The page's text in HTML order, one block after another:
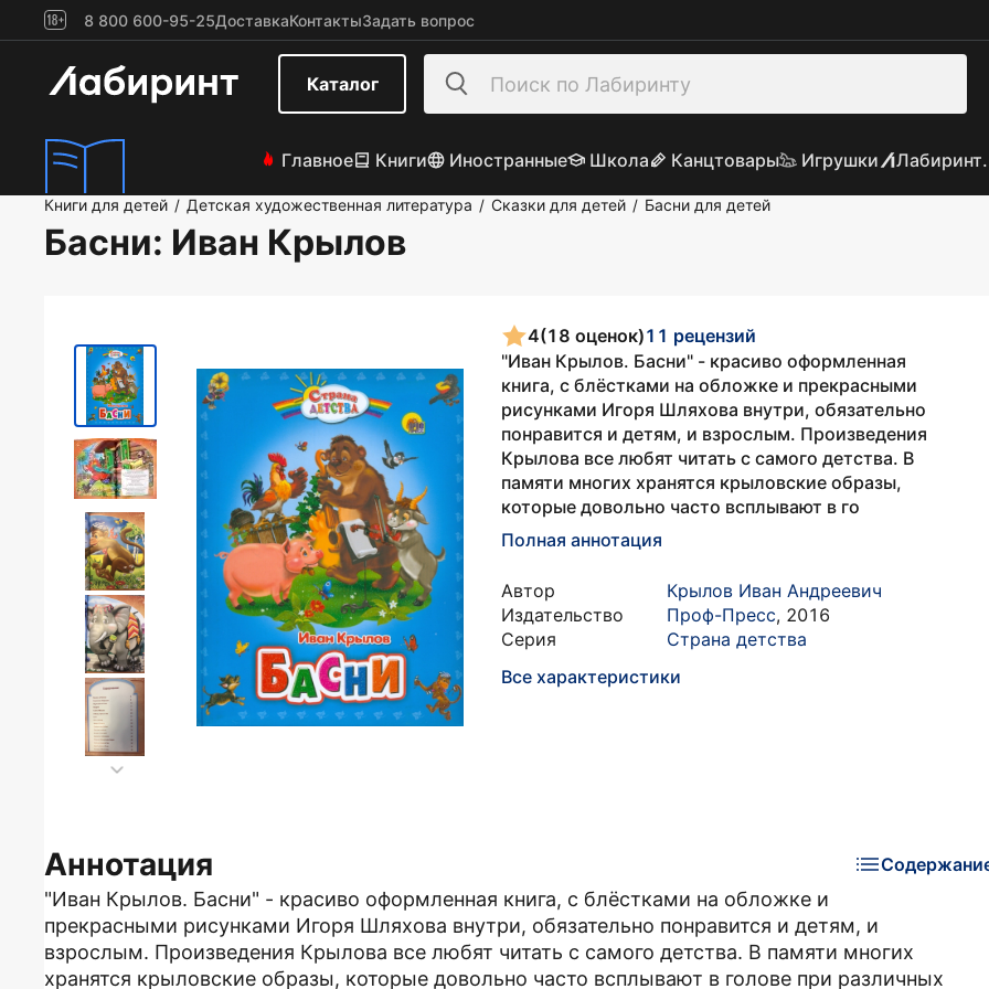
8 800 600-95-25ДоставкаКонтактыЗадать вопрос
Каталог
Главное Книги Иностранные Школа Канцтовары Игрушки
Книги для детей / Детская художественная литература / Сказки для детей / Басни для детей
Басни: Иван Крылов
4(18 оценок)11 рецензий
"Иван Крылов. Басни" - красиво оформленная
книга, с блёстками на обложке и прекрасными
рисунками Игоря Шляхова внутри, обязательно
понравится и детям, и взрослым. Произведения
Крылова все любят читать с самого детства. В
памяти многих хранятся крыловские образы,
которые довольно часто всплывают в го
Полная аннотация
Автор
Крылов Иван Андреевич
Издательство
Проф-Пресс, 2016
Серия
Страна детства
Все характеристики
Аннотация
"Иван Крылов. Басни" - красиво оформленная книга, с блёстками на обложке и
прекрасными рисунками Игоря Шляхова внутри, обязательно понравится и детям, и
взрослым. Произведения Крылова все любят читать с самого детства. В памяти многих
хранятся крыловские образы, которые довольно часто всплывают в голове при различных